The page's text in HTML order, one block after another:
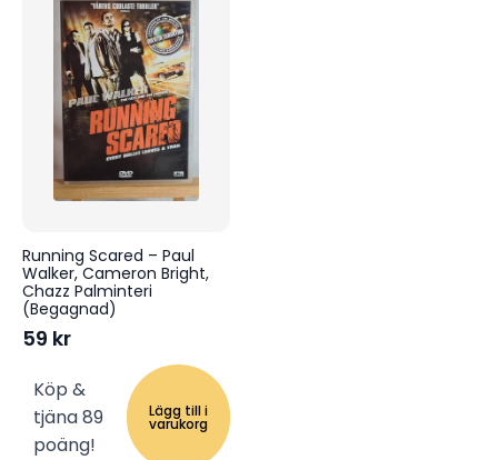
Running Scared – Paul
Walker, Cameron Bright,
Chazz Palminteri
(Begagnad)
59 kr
Köp &
tjäna 89
poäng!
Lägg till i
varukorg